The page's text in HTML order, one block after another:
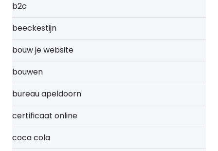
b2c
beeckestijn
bouw je website
bouwen
bureau apeldoorn
certificaat online
coca cola